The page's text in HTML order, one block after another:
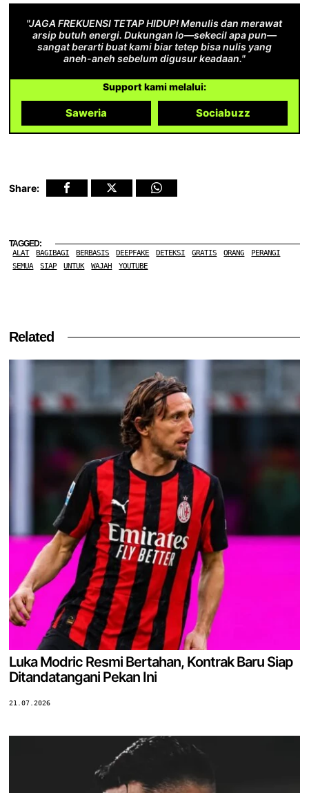
"JAGA FREKUENSI TETAP HIDUP! Menulis dan merawat
arsip butuh energi. Dukungan lo—sekecil apa pun—
sangat berarti buat kami biar tetep bisa nulis yang
aneh-aneh sebelum digusur keadaan."
Support kami melalui:
Saweria Sociabuzz
Share:
TAGGED:
ALAT BAGIBAGI BERBASIS DEEPFAKE DETEKSI GRATIS ORANG
PERANGI
SEMUA
SIAP UNTUK WAJAH YOUTUBE
Related
Luka Modric Resmi Bertahan, Kontrak Baru Siap
Ditandatangani Pekan Ini
21.07.2026